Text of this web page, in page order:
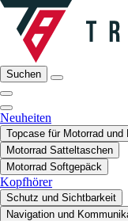
Suchen
Neuheiten
Topcase für Motorrad und
Motorrad Satteltaschen
Motorrad Softgepäck
Kopfhörer
Schutz und Sichtbarkeit
Navigation und